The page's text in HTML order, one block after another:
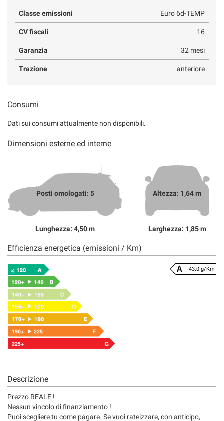
Classe emissioni Euro 6d-TEMP
CV fiscali 16
Garanzia 32 mesi
Trazione anteriore
Consumi
Dati sui consumi attualmente non disponibili.
Dimensioni esterne ed interne
Posti omologati: 5
Lunghezza: 4,50 m
Altezza: 1,64 m
Larghezza: 1,85 m
Efficienza energetica (emissioni / Km)
43.0 g/Km
Descrizione
Prezzo REALE !
Nessun vincolo di finanziamento !
Puoi scegliere tu come pagare. Se vuoi rateizzare, con anticipo,